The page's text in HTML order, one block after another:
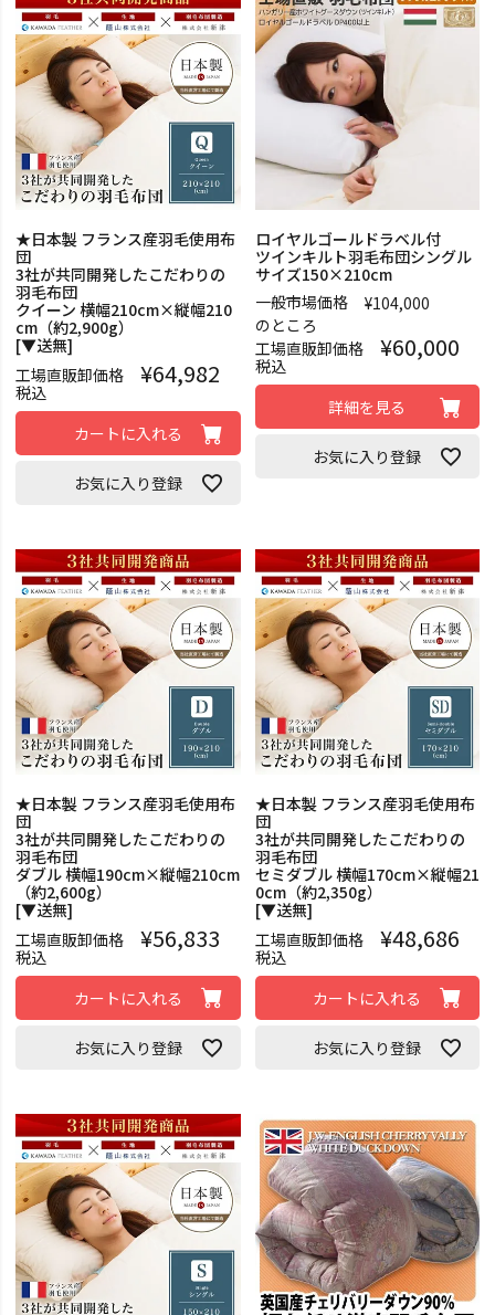
★日本製 フランス産羽毛使用布
団
3社が共同開発したこだわりの
羽毛布団
クイーン 横幅210cm×縦幅210
cm（約2,900g）
[▼送無]
工場直販卸価格
¥64,982
税込
カートに入れる
お気に入り登録
ロイヤルゴールドラベル付
ツインキルト羽毛布団シングル
サイズ150×210cm
一般市場価格
¥104,000
のところ
工場直販卸価格
¥60,000
税込
詳細を見る
お気に入り登録
★日本製 フランス産羽毛使用布
団
3社が共同開発したこだわりの
羽毛布団
ダブル 横幅190cm×縦幅210cm
（約2,600g）
[▼送無]
工場直販卸価格
¥56,833
税込
カートに入れる
お気に入り登録
★日本製 フランス産羽毛使用布
団
3社が共同開発したこだわりの
羽毛布団
セミダブル 横幅170cm×縦幅21
0cm（約2,350g）
[▼送無]
工場直販卸価格
¥48,686
税込
カートに入れる
お気に入り登録